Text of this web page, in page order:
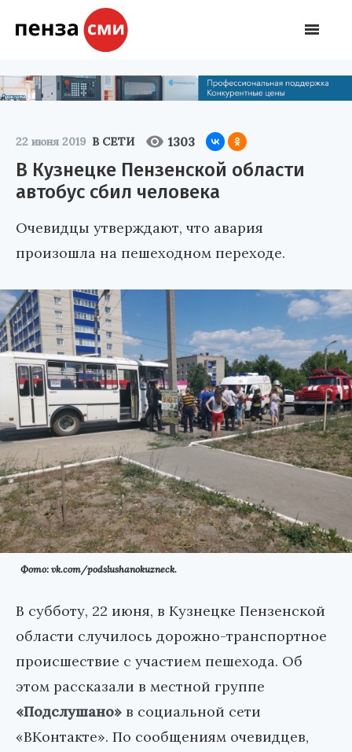
22 июня 2019 В СЕТИ 1303
В Кузнецке Пензенской области
автобус сбил человека
Очевидцы утверждают, что авария
произошла на пешеходном переходе.
Фото: vk.com/podslushanokuzneck.
В субботу, 22 июня, в Кузнецке Пензенской
области случилось дорожно-транспортное
происшествие с участием пешехода. Об
этом рассказали в местной группе
«Подслушано» в социальной сети
«ВКонтакте». По сообщениям очевидцев,